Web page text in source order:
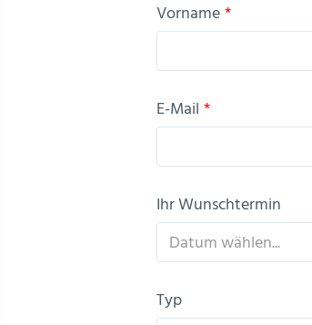
Vorname*
E-Mail *
Ihr Wunschtermin
Typ